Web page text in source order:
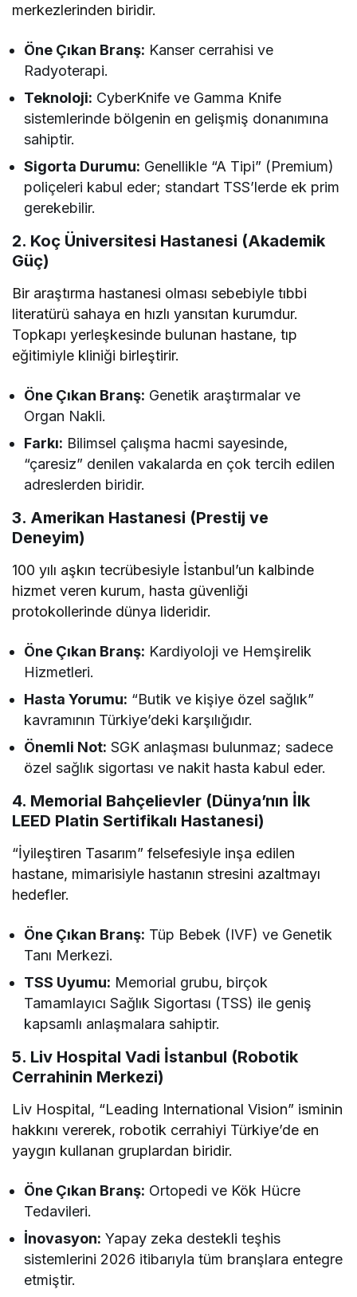
merkezlerinden biridir.
Öne Çıkan Branş: Kanser cerrahisi ve
Radyoterapi.
Teknoloji: CyberKnife ve Gamma Knife
sistemlerinde bölgenin en gelişmiş donanımına
sahiptir.
Sigorta Durumu: Genellikle “A Tipi” (Premium)
poliçeleri kabul eder; standart TSS’lerde ek prim
gerekebilir.
2. Koç Üniversitesi Hastanesi (Akademik
Güç)
Bir araştırma hastanesi olması sebebiyle tıbbi
literatürü sahaya en hızlı yansıtan kurumdur.
Topkapı yerleşkesinde bulunan hastane, tıp
eğitimiyle kliniği birleştirir.
Öne Çıkan Branş: Genetik araştırmalar ve
Organ Nakli.
Farkı: Bilimsel çalışma hacmi sayesinde,
“çaresiz” denilen vakalarda en çok tercih edilen
adreslerden biridir.
3. Amerikan Hastanesi (Prestij ve
Deneyim)
100 yılı aşkın tecrübesiyle İstanbul’un kalbinde
hizmet veren kurum, hasta güvenliği
protokollerinde dünya lideridir.
Öne Çıkan Branş: Kardiyoloji ve Hemşirelik
Hizmetleri.
Hasta Yorumu: “Butik ve kişiye özel sağlık”
kavramının Türkiye’deki karşılığıdır.
Önemli Not: SGK anlaşması bulunmaz; sadece
özel sağlık sigortası ve nakit hasta kabul eder.
4. Memorial Bahçelievler (Dünya’nın İlk
LEED Platin Sertifikalı Hastanesi)
“İyileştiren Tasarım” felsefesiyle inşa edilen
hastane, mimarisiyle hastanın stresini azaltmayı
hedefler.
Öne Çıkan Branş: Tüp Bebek (IVF) ve Genetik
Tanı Merkezi.
TSS Uyumu: Memorial grubu, birçok
Tamamlayıcı Sağlık Sigortası (TSS) ile geniş
kapsamlı anlaşmalara sahiptir.
5. Liv Hospital Vadi İstanbul (Robotik
Cerrahinin Merkezi)
Liv Hospital, “Leading International Vision” isminin
hakkını vererek, robotik cerrahiyi Türkiye’de en
yaygın kullanan gruplardan biridir.
Öne Çıkan Branş: Ortopedi ve Kök Hücre
Tedavileri.
İnovasyon: Yapay zeka destekli teşhis
sistemlerini 2026 itibarıyla tüm branşlara entegre
etmiştir.